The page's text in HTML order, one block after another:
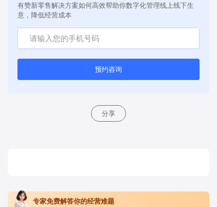
有赞新零售解决方案如何高效帮助你数字化管理线上线下生
意，降低经营成本
预约咨询
分享
专家免费解答你的经营难题